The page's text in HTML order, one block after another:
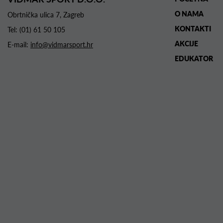
Obrtnička ulica 7, Zagreb
Tel: (01) 61 50 105
E-mail: info@vidmarsport.hr
O NAMA
KONTAKTI
AKCIJE
EDUKATOR